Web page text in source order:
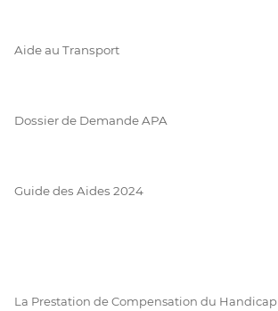
Aide au Transport
Dossier de Demande APA
Guide des Aides 2024
La Prestation de Compensation du Handicap